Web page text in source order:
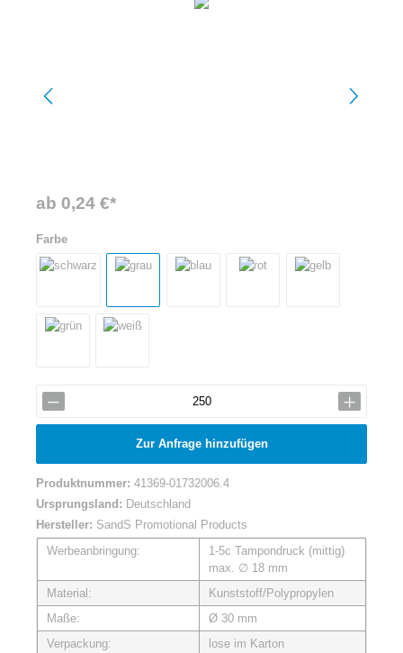
ab 0,24 €*
Farbe
Zur Anfrage hinzufügen
Produktnummer: 41369-01732006.4
Ursprungsland: Deutschland
Hersteller: SandS Promotional Products
Werbeanbringung:
1-5c Tampondruck (mittig)
max. ∅ 18 mm
Material:
Kunststoff/Polypropylen
Maße:
Ø 30 mm
Verpackung:
lose im Karton